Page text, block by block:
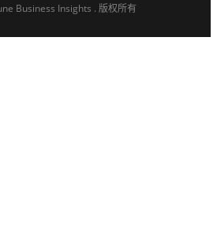
Business Insights . 版权所有